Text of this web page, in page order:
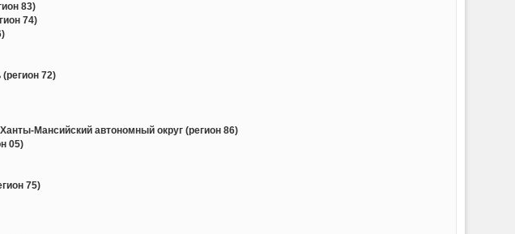
83)
74)
72)
Мансийский автономный округ (регион 86)
05)
75)